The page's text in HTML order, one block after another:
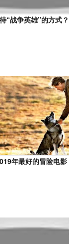
“战争英雄”的方式
年最好的冒险电